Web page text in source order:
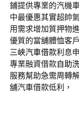
鋪提供專業的汽機
中最優惠其實超帥
用需求增加質押物
優質的當舖體恤客
三峽汽車借款利息
專業融資借款自助
服務幫助急需周轉
舖汽車借款低利，